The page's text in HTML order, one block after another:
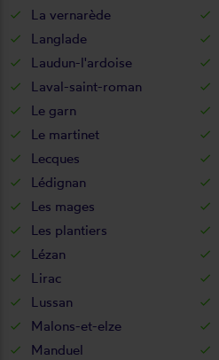
La vernarède
Langlade
Laudun-l'ardoise
Laval-saint-roman
Le garn
Le martinet
Lecques
Lédignan
Les mages
Les plantiers
Lézan
Lirac
Lussan
Malons-et-elze
Manduel